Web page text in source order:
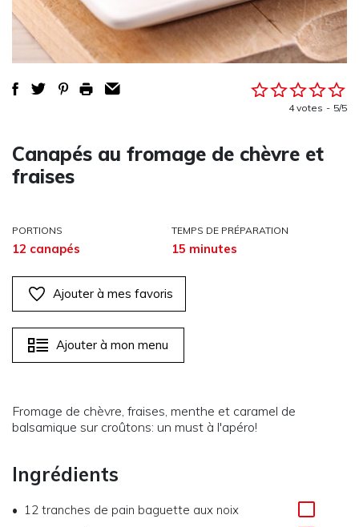
4 votes 5/5
Canapés au fromage de chèvre et
fraises
PORTIONS
12 canapés
TEMPS DE PRÉPARATION
15 minutes
Ajouter à mes favoris
Ajouter à mon menu
Fromage de chèvre, fraises, menthe et caramel de
balsamique sur croûtons: un must à l'apéro!
Ingrédients
12 tranches de pain baguette aux noix